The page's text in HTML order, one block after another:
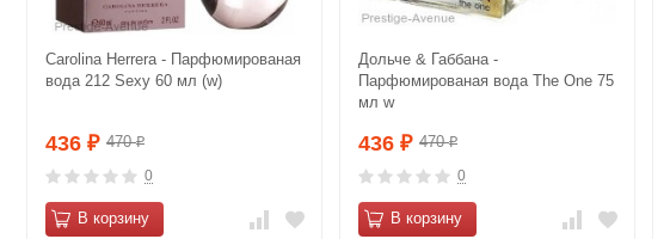
Carolina Herrera - Парфюмированая
вода 212 Sexy 60 мл (w)
436 ₽ 470₽
0
В корзину
Дольче & Габбана -
Парфюмированая вода The One 75
мл w
436 ₽ 470₽
0
В корзину